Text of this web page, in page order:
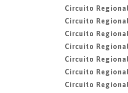
Circuito Regional
Circuito Regional
Circuito Regional
Circuito Regional
Circuito Regional
Circuito Regional
Circuito Regional